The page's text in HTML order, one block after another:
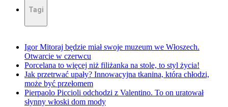
Tagi
Igor Mitoraj będzie miał swoje muzeum we Włoszech.
Otwarcie w czerwcu
Porcelana to więcej niż filiżanka na stole, to styl życia!
Jak przetrwać upały? Innowacyjna tkanina, która chłodzi,
może być przełomem
Pierpaolo Piccioli odchodzi z Valentino. To on uratował
słynny włoski dom mody